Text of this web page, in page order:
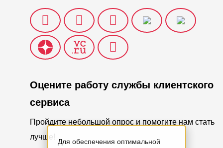
Оцените работу службы клиентского
сервиса
Пройдите небольшой опрос и помогите нам стать
лучше!
Для обеспечения оптимальной